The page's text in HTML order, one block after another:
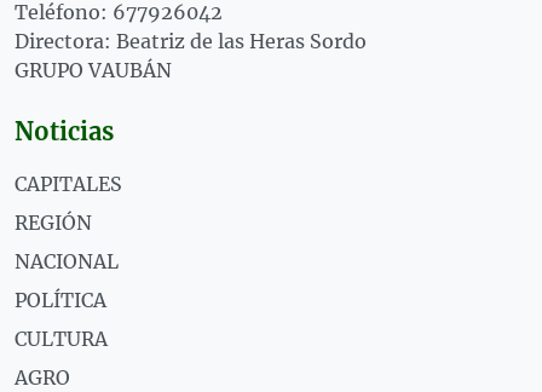
Teléfono: 677926042
Directora: Beatriz de las Heras Sordo
GRUPO VAUBÁN
Noticias
CAPITALES
REGIÓN
NACIONAL
POLÍTICA
CULTURA
AGRO